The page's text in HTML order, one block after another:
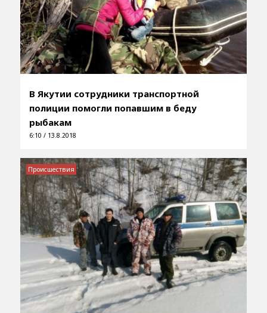
В Якутии сотрудники транспортной
полиции помогли попавшим в беду
рыбакам
6:10 / 13.8.2018
Происшествия